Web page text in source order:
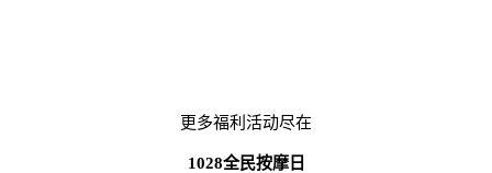
更多福利活动尽在
1028全民按摩日